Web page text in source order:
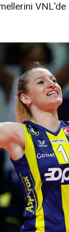
VNL'de